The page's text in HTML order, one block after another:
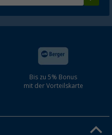
Bis zu 5% Bonus
mit der Vorteilskarte